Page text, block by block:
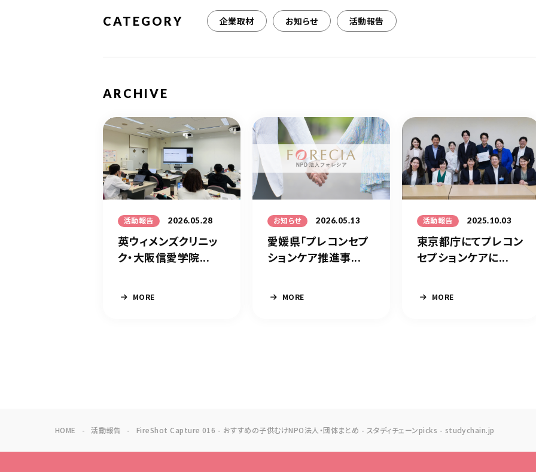
CATEGORY 企業取材 お知らせ 活動報告
ARCHIVE
活動報告 2026.05.28
英ウィメンズクリニッ
ク・大阪信愛学院...
MORE
お知らせ 2026.05.13
愛媛県「プレコンセプ
ションケア推進事...
MORE
活動報告 2025.10.03
東京都庁にてプレコン
セプションケアに...
MORE
HOME 活動報告 FireShot Capture 016 - おすすめの子供むけNPO法人・団体まとめ - スタディチェーンpicks - studychain.jp